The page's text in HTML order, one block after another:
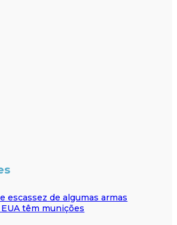
escassez de algumas armas
têm munições